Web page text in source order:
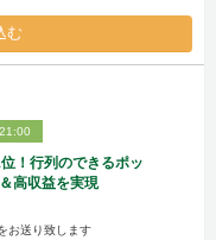
む
！行列のできるポッ
高収益を実現
お送り致します